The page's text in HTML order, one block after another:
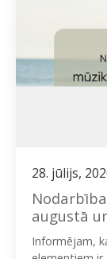
28. jūlijs,
augustā
Informējam,